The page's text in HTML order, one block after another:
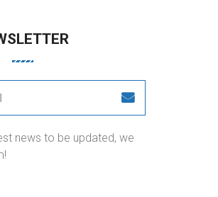
news to be updated, we